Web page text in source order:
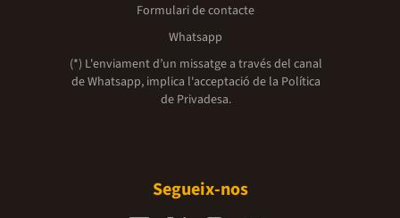
Formulari de contacte
Whatsapp
(*) L'enviament d’un missatge a través del canal
de Whatsapp, implica l'acceptació de la Política
de Privadesa.
Segueix-nos